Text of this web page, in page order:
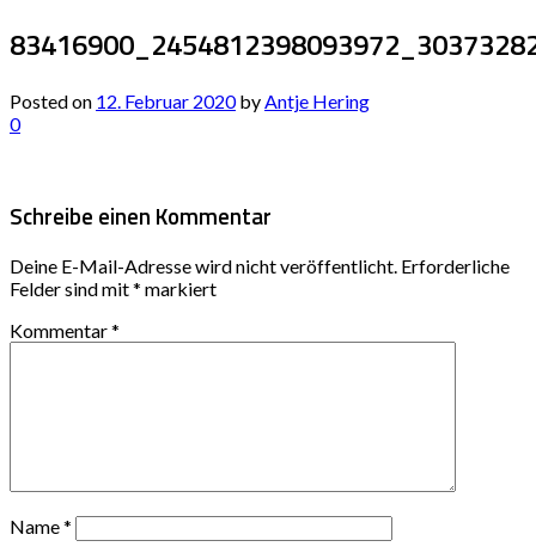
Posted on 12. Februar 2020byAntje Hering
0
Schreibe einen Kommentar
Deine E-Mail-Adresse wird nicht veröffentlicht. Erforderliche
Felder sind mit* markiert
Kommentar*
Name*